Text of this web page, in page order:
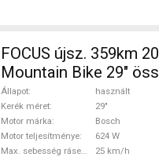
FOCUS újsz. 359km
Mountain Bike 29"
ELADÓ
Állapot
használt
Kerék méret
29"
Motor márka
Bosch
Motor teljesítménye
624 W
Max. sebesség rásegítéssel
25 km/h